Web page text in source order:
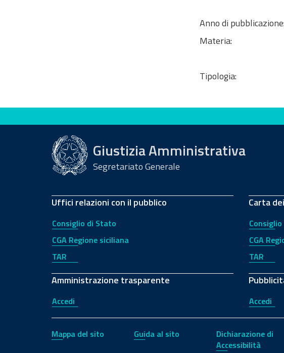
Anno di pubblicazione:
Materia:
Tipologia:
Valuta questo sito
Giustizia Amministrativa
Segretariato Generale
Uffici relazioni con il pubblico
Consiglio di Stato
CGA Regione siciliana
TAR
Amministrazione trasparente
Accedi
Carta
CGA
TAR
Accedi
Mappa del sito Guida al sito
Dichiarazione di
Accessibilità